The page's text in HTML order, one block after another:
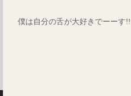
僕は自分の舌が大好きでーーす